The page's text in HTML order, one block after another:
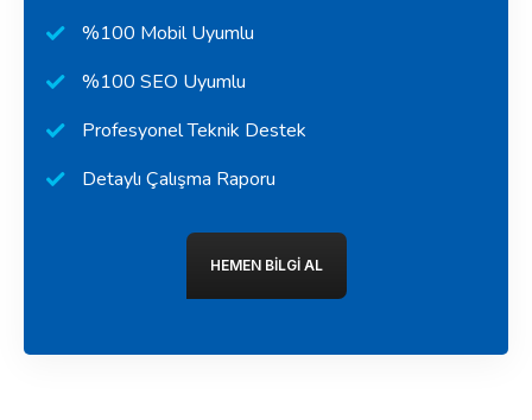
%100 Mobil Uyumlu
%100 SEO Uyumlu
Profesyonel Teknik Destek
Detaylı Çalışma Raporu
HEMEN BILGI AL